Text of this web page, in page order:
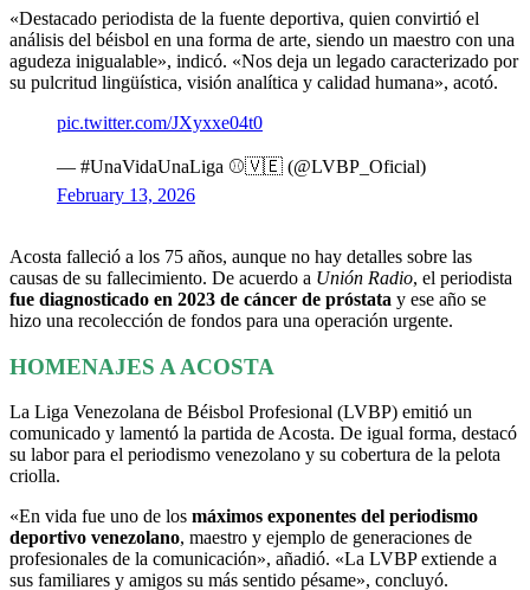
«Destacado periodista de la fuente deportiva, quien convirtió el
análisis del béisbol en una forma de arte, siendo un maestro con una
agudeza inigualable», indicó. «Nos deja un legado caracterizado por
su pulcritud lingüística, visión analítica y calidad humana», acotó.
pic.twitter.com/JXyxxe04t0
— #UnaVidaUnaLiga ⚾️🇻🇪 (@LVBP_Oficial)
February 13, 2026
Acosta falleció a los 75 años, aunque no hay detalles sobre las
causas de su fallecimiento. De acuerdo a Unión Radio, el periodista
fue diagnosticado en 2023 de cáncer de próstata y ese año se
hizo una recolección de fondos para una operación urgente.
HOMENAJES A ACOSTA
La Liga Venezolana de Béisbol Profesional (LVBP) emitió un
comunicado y lamentó la partida de Acosta. De igual forma, destacó
su labor para el periodismo venezolano y su cobertura de la pelota
criolla.
«En vida fue uno de los máximos exponentes del periodismo
deportivo venezolano, maestro y ejemplo de generaciones de
profesionales de la comunicación», añadió. «La LVBP extiende a
sus familiares y amigos su más sentido pésame», concluyó.